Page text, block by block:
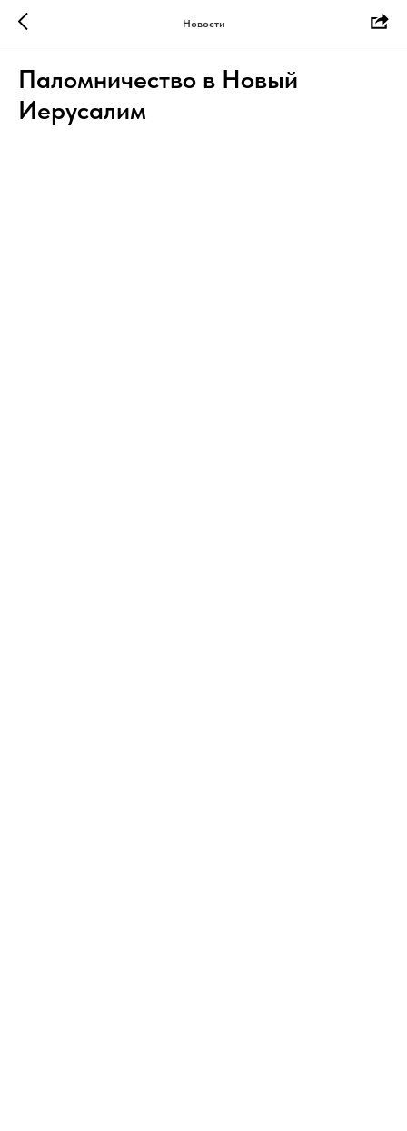
Новости
Паломничество в Новый
Иерусалим